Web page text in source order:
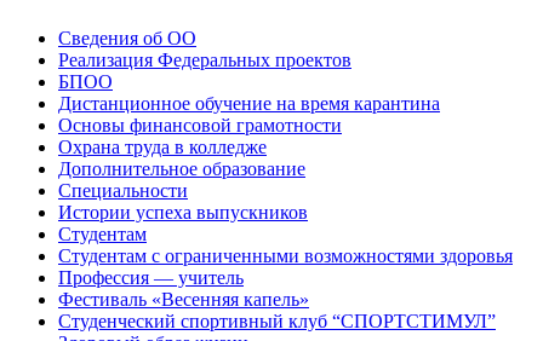
Сведения об ОО
Реализация Федеральных проектов
БПОО
Дистанционное обучение на время карантина
Основы финансовой грамотности
Охрана труда в колледже
Дополнительное образование
Специальности
Истории успеха выпускников
Студентам
Студентам с ограниченными возможностями здоровья
Профессия — учитель
Фестиваль «Весенняя капель»
Студенческий спортивный клуб “СПОРТСТИМУЛ”